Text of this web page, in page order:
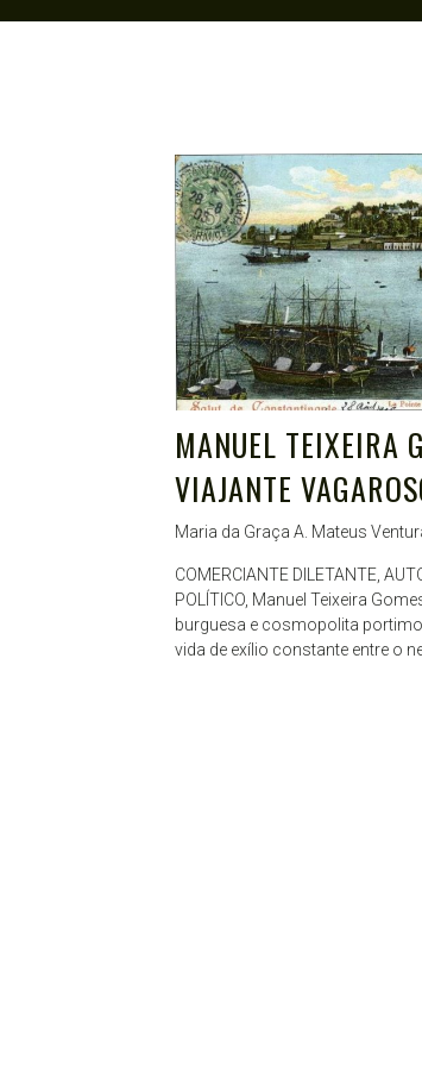
MANUEL TEIXEIRA
VIAJANTE
Maria da Graça A. Mateus
COMERCIANTE DILETANTE,
POLÍTICO, Manuel Teixeira
burguesa e cosmopolita
vida de exílio constante entre o